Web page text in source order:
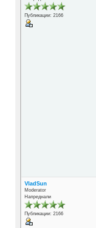
Публикации: 2166
VladSun
Moderator
Напреднали
Публикации: 2166